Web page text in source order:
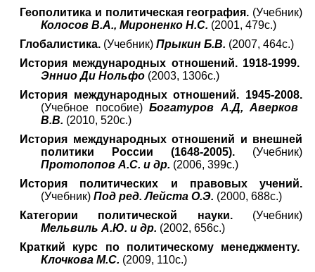
Геополитика и политическая география. (Учебник)
Колосов В.А., Мироненко Н.С. (2001, 479с.)
Глобалистика. (Учебник) Прыкин Б.В. (2007, 464с.)
История международных отношений. 1918-1999.
Эннио Ди Нольфо (2003, 1306с.)
История международных отношений. 1945-2008.
(Учебное пособие)Богатуров А.Д, Аверков
В.В. (2010, 520с.)
История международных отношений и внешней
политики России (1648-2005). (Учебник)
Протопопов А.С. и др. (2006, 399с.)
История политических и правовых учений.
(Учебник) Под ред. Лейста О.Э. (2000, 688с.)
Категории политической науки.(Учебник)
Мельвиль А.Ю. и др. (2002, 656с.)
Краткий курс по политическому менеджменту.
Клочкова М.С. (2009, 110с.)